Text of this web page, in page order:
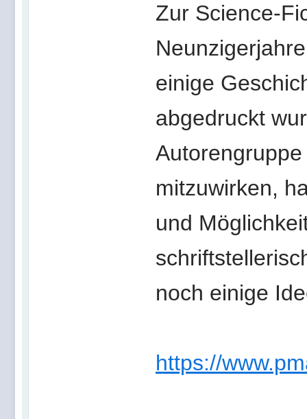
Zur Science-
einige
abgedruckt
mitzuwirken,
und
noch einige
https://